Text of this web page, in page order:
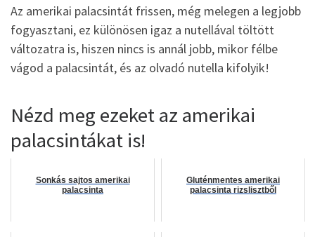
Az amerikai palacsintát frissen, még melegen a legjobb
fogyasztani, ez különösen igaz a nutellával töltött
változatra is, hiszen nincs is annál jobb, mikor félbe
vágod a palacsintát, és az olvadó nutella kifolyik!
Nézd meg ezeket az amerikai
palacsintákat is!
Sonkás sajtos amerikai
palacsinta
Gluténmentes amerikai
palacsinta rizslisztből